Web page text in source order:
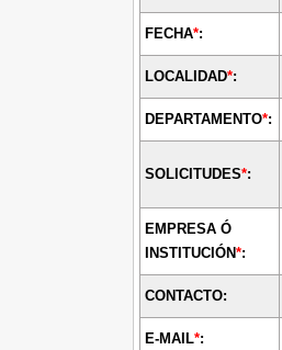
FECHA*:
LOCALIDAD*:
DEPARTAMENTO*:
SOLICITUDES*:
EMPRESA Ó
INSTITUCIÓN*:
CONTACTO:
E-MAIL*: